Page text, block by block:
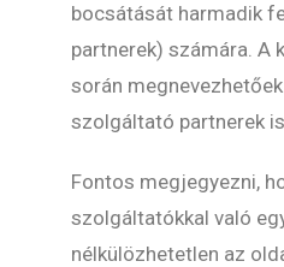
bocsátását harmadik
partnerek) számára. A
során
szolgáltató partnerek
Fontos megjegyezni,
szolgáltatókkal való
nélkülözhetetlen az